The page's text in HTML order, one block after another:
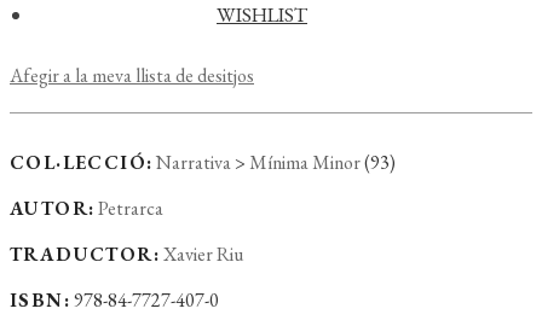
WISHLIST
Afegir a la meva llista de desitjos
COL·LECCIÓ: Narrativa> Mínima Minor(93)
AUTOR: Petrarca
TRADUCTOR:Xavier Riu
ISBN:978-84-7727-407-0